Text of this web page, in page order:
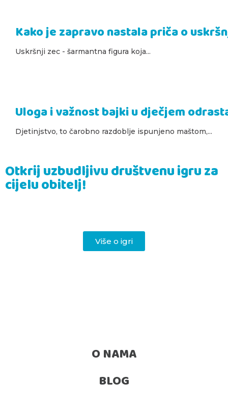
Kako je zapravo nastala priča o
Uskršnji zec - šarmantna figura koja...
Uloga i važnost bajki u dječjem
Djetinjstvo, to čarobno razdoblje ispunjeno maštom,...
Otkrij uzbudljivu društvenu igru za
cijelu obitelj!
Više o igri
O NAMA
BLOG